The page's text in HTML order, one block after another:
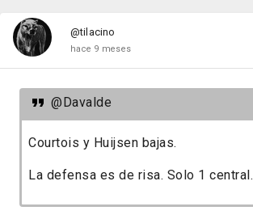
@tilacino
hace 9 meses
@Davalde
Courtois y Huijsen bajas.
La defensa es de risa. Solo 1 central.